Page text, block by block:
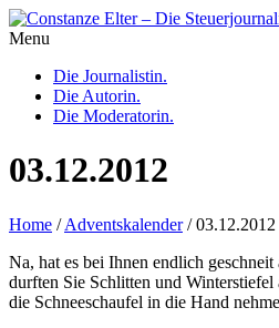
Menu
Die Journalistin.
Die Autorin.
Die Moderatorin.
03.12.2012
Home /Adventskalender/03.12.2012
Na, hat es bei Ihnen endlich
durften Sie Schlitten und Winterstiefel
die Schneeschaufel in die Hand